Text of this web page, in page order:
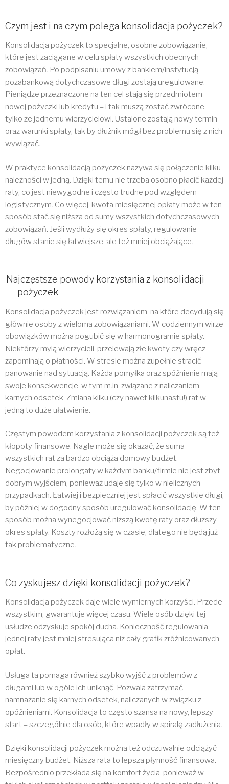
Czym jest i na czym polega konsolidacja pożyczek?
Konsolidacja pożyczek to specjalne, osobne zobowiązanie,
które jest zaciągane w celu spłaty wszystkich obecnych
zobowiązań. Po podpisaniu umowy z bankiem/instytucją
pozabankową dotychczasowe długi zostają uregulowane.
Pieniądze przeznaczone na ten cel stają się przedmiotem
nowej pożyczki lub kredytu – i tak muszą zostać zwrócone,
tylko że jednemu wierzycielowi. Ustalone zostają nowy termin
oraz warunki spłaty, tak by dłużnik mógł bez problemu się z nich
wywiązać.
W praktyce konsolidacją pożyczek nazywa się połączenie kilku
należności w jedną. Dzięki temu nie trzeba osobno płacić każdej
raty, co jest niewygodne i często trudne pod względem
logistycznym. Co więcej, kwota miesięcznej opłaty może w ten
sposób stać się niższa od sumy wszystkich dotychczasowych
zobowiązań. Jeśli wydłuży się okres spłaty, regulowanie
długów stanie się łatwiejsze, ale też mniej obciążające.
Najczęstsze powody korzystania z konsolidacji
pożyczek
Konsolidacja pożyczek jest rozwiązaniem, na które decydują się
głównie osoby z wieloma zobowiązaniami. W codziennym wirze
obowiązków można pogubić się w harmonogramie spłaty.
Niektórzy mylą wierzycieli, przelewają złe kwoty czy wręcz
zapominają o płatności. W stresie można zupełnie stracić
panowanie nad sytuacją. Każda pomyłka oraz spóźnienie mają
swoje konsekwencje, w tym m.in. związane z naliczaniem
karnych odsetek. Zmiana kilku (czy nawet kilkunastu!) rat w
jedną to duże ułatwienie.
Częstym powodem korzystania z konsolidacji pożyczek są też
kłopoty finansowe. Nagle może się okazać, że suma
wszystkich rat za bardzo obciąża domowy budżet.
Negocjowanie prolongaty w każdym banku/firmie nie jest zbyt
dobrym wyjściem, ponieważ udaje się tylko w nielicznych
przypadkach. Łatwiej i bezpieczniej jest spłacić wszystkie długi,
by później w dogodny sposób uregulować konsolidację. W ten
sposób można wynegocjować niższą kwotę raty oraz dłuższy
okres spłaty. Koszty rozłożą się w czasie, dlatego nie będą już
tak problematyczne.
Co zyskujesz dzięki konsolidacji pożyczek?
Konsolidacja pożyczek daje wiele wymiernych korzyści. Przede
wszystkim, gwarantuje więcej czasu. Wiele osób dzięki tej
usłudze odzyskuje spokój ducha. Konieczność regulowania
jednej raty jest mniej stresująca niż cały grafik zróżnicowanych
opłat.
Usługa ta pomaga również szybko wyjść z problemów z
długami lub w ogóle ich uniknąć. Pozwala zatrzymać
namnażanie się karnych odsetek, naliczanych w związku z
opóźnieniami. Konsolidacja to często szansa na nowy, lepszy
start – szczególnie dla osób, które wpadły w spiralę zadłużenia.
Dzięki konsolidacji pożyczek można też odczuwalnie odciążyć
miesięczny budżet. Niższa rata to lepsza płynność finansowa.
Bezpośrednio przekłada się na komfort życia, ponieważ w